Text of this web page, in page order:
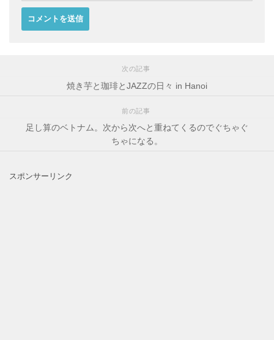
次の記事
焼き芋と珈琲とJAZZの日々 in Hanoi
前の記事
足し算のベトナム。次から次へと重ねてくるのでぐちゃぐ
ちゃになる。
スポンサーリンク